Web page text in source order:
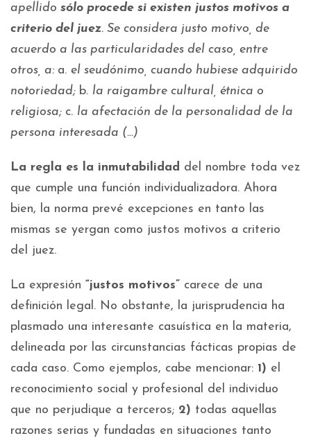
apellido sólo procede si existen justos motivos a
criterio del juez. Se considera justo motivo, de
acuerdo a las particularidades del caso, entre
otros, a: a. el seudónimo, cuando hubiese adquirido
notoriedad; b. la raigambre cultural, étnica o
religiosa; c. la afectación de la personalidad de la
persona interesada (…)
La regla es la inmutabilidad del nombre toda vez
que cumple una función individualizadora. Ahora
bien, la norma prevé excepciones en tanto las
mismas se yergan como justos motivos a criterio
del juez.
La expresión “justos motivos” carece de una
definición legal. No obstante, la jurisprudencia ha
plasmado una interesante casuística en la materia,
delineada por las circunstancias fácticas propias de
cada caso. Como ejemplos, cabe mencionar: 1) el
reconocimiento social y profesional del individuo
que no perjudique a terceros; 2) todas aquellas
razones serias y fundadas en situaciones tanto